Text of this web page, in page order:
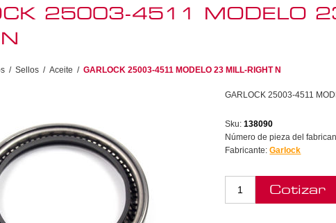
25003-4511 MODELO
/ Sellos / Aceite / GARLOCK 25003-4511 MODELO 23 MILL-RIGHT N
GARLOCK 25003-4511
Sku: 138090
Número de pieza del
Fabricante: Garlock